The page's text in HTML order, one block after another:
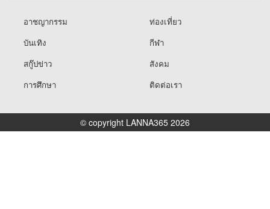
อาชญากรรม
ท่องเที่ยว
บันเทิง
กีฬา
สกู๊ปข่าว
สังคม
การศึกษา
ติดต่อเรา
© copyright LANNA365 2026